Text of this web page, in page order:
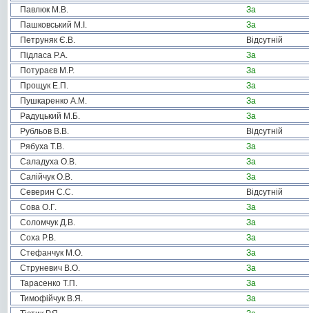
Павлюк М.В.
За
Пашковський М.І.
За
Петруняк Є.В.
Відсутній
Підласа Р.А.
За
Потураєв М.Р.
За
Прощук Е.П.
За
Пушкаренко А.М.
За
Радуцький М.Б.
За
Рубльов В.В.
Відсутній
Рябуха Т.В.
За
Саладуха О.В.
За
Салійчук О.В.
За
Северин С.С.
Відсутній
Сова О.Г.
За
Соломчук Д.В.
За
Соха Р.В.
За
Стефанчук М.О.
За
Струневич В.О.
За
Тарасенко Т.П.
За
Тимофійчук В.Я.
За